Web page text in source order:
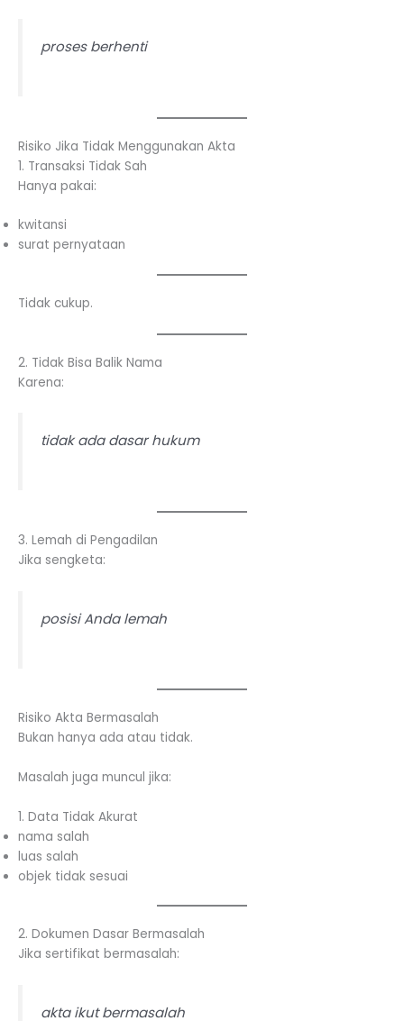
proses berhenti
Risiko Jika Tidak Menggunakan Akta
1. Transaksi Tidak Sah
Hanya pakai:
kwitansi
surat pernyataan
Tidak cukup.
2. Tidak Bisa Balik Nama
Karena:
tidak ada dasar hukum
3. Lemah di Pengadilan
Jika sengketa:
posisi Anda lemah
Risiko Akta Bermasalah
Bukan hanya ada atau tidak.
Masalah juga muncul jika:
1. Data Tidak Akurat
nama salah
luas salah
objek tidak sesuai
2. Dokumen Dasar Bermasalah
Jika sertifikat bermasalah:
akta ikut bermasalah